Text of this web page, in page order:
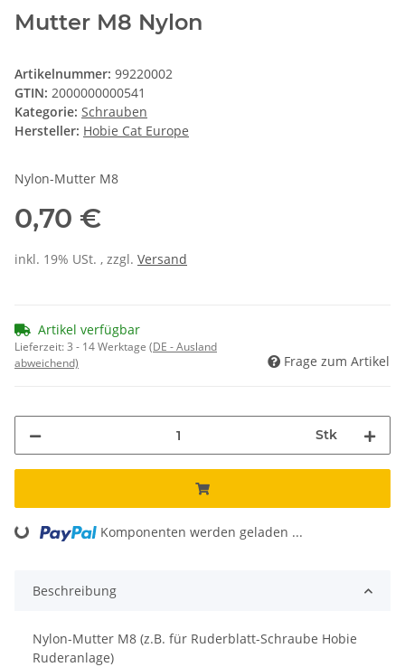
Mutter M8 Nylon
Artikelnummer: 99220002
GTIN: 2000000000541
Kategorie: Schrauben
Hersteller: Hobie Cat Europe
Nylon-Mutter M8
0,70 €
inkl. 19% USt. , zzgl. Versand
Artikel verfügbar
Lieferzeit:3 - 14 Werktage (DE - Ausland
abweichend)
Frage zum Artikel
Stk
Loading... Komponenten werden geladen ...
Beschreibung
Nylon-Mutter M8 (z.B. für Ruderblatt-Schraube Hobie
Ruderanlage)